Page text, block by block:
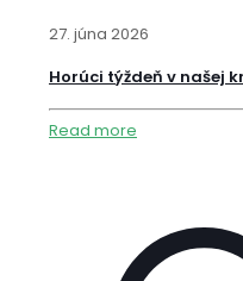
27. júna 2026
Horúci týždeň v našej
Read more